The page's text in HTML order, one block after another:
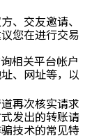
、交友邀请、
您在进行交易
相关平台帐户
、网址等，以
再次核实请求
发出的转账请
技术的常见特